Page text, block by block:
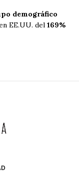
demográfico
EE.UU. del 169%